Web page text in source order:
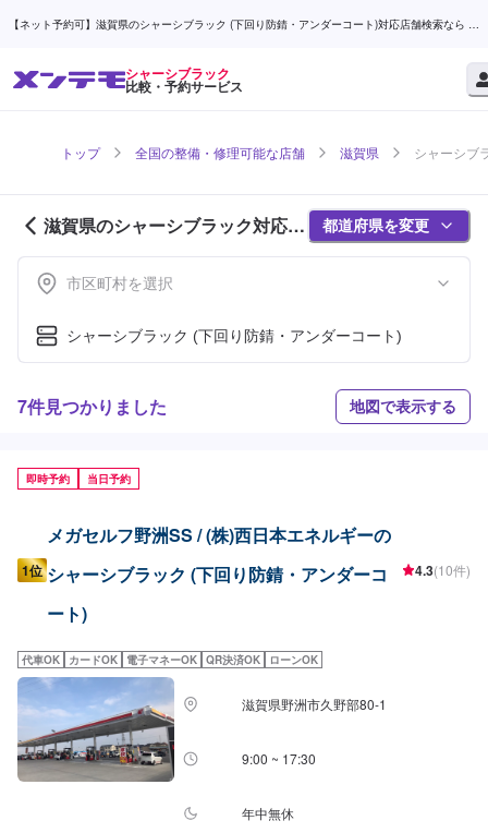
【ネット予約可】滋賀県のシャーシブラック (下回り防錆・アンダーコート)対応店舗検索なら (1
シャーシブラック
比較・予約サービス
トップ 全国の整備・修理可能な店舗 滋賀県 シャーシブ
滋賀県のシャーシブラック対応店
舗紹介 (1ページ目)
都道府県を変更
市区町村を選択
シャーシブラック (下回り防錆・アンダーコート)
7件見つかりました 地図で表示する
即時予約 当日予約
1位
メガセルフ野洲SS / (株)西日本エネルギーの
シャーシブラック (下回り防錆・アンダーコ
ート)
4.3(10件)
代車OK カードOK 電子マネーOK QR決済OK ローンOK
滋賀県野洲市久野部80-1
9:00 ~ 17:30
年中無休